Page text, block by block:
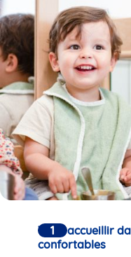
Vous accueillir
confortables